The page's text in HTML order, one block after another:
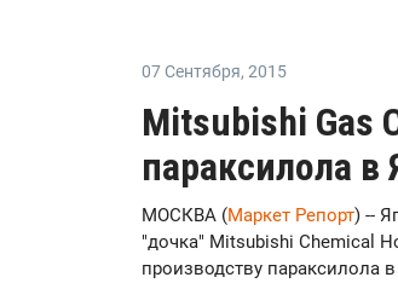
07 Сентября, 2015
Mitsubishi Gas
параксилола
МОСКВА (Маркет Репорт) --
"дочка" Mitsubishi Chemical
производству параксилола